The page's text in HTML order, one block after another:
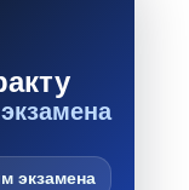
экзамена